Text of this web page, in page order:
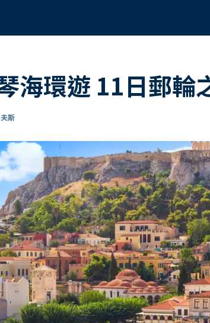
海環遊 11日郵輪
斯